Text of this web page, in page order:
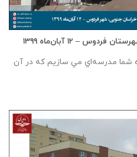
شما مدرسه‌اي مي سازيم که در آن